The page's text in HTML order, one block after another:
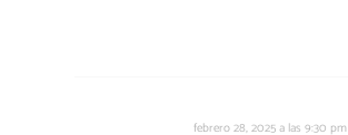
febrero 28, 2025 a las 9:30 pm